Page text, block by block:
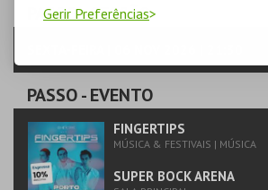
Gerir Preferências
PASSO- SESSÃO
PASSO- EVENTO
FINGERTIPS
MÚSICA & FESTIVAIS | MÚSICA
SUPER BOCK ARENA